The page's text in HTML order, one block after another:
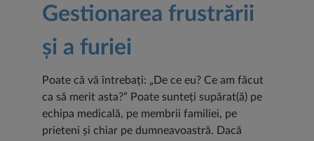
Gestionarea frustrării
și a furiei
Poate că vă întrebați: „De ce eu? Ce am făcut
ca să merit asta?” Poate sunteți supărat(ă) pe
echipa medicală, pe membrii familiei, pe
prieteni și chiar pe dumneavoastră. Dacă